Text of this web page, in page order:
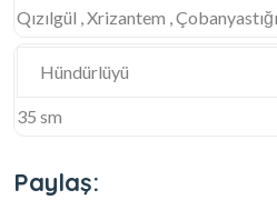
Qızılgül , Xrizantem , Çobanyastığı
Hündürlüyü
35 sm
Paylaş: